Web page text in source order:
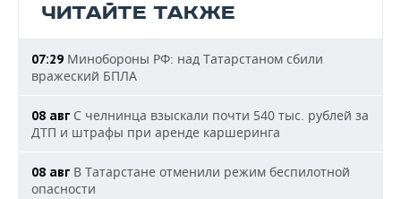
ЧИТАЙТЕ ТАКЖЕ
07:29 Минобороны РФ: над Татарстаном сбили
вражеский БПЛА
08 авг С челнинца взыскали почти 540 тыс. рублей за
ДТП и штрафы при аренде каршеринга
08 авг В Татарстане отменили режим беспилотной
опасности